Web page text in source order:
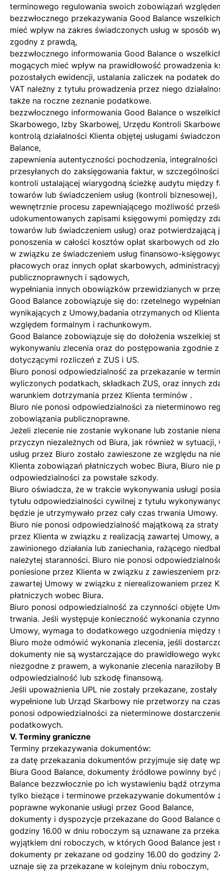
terminowego regulowania swoich zobowiązań
bezzwłocznego przekazywania Good Balance
mieć wpływ na zakres świadczonych usług w sposób
zgodny z prawdą,
bezzwłocznego informowania Good Balance o
mogących mieć wpływ na prawidłowość prowadzenia
pozostałych ewidencji, ustalania zaliczek na podatek
VAT należny z tytułu prowadzenia przez niego
także na roczne zeznanie podatkowe.
bezzwłocznego informowania Good Balance o
Skarbowego, Izby Skarbowej, Urzędu Kontroli
kontrolą działalności Klienta objętej usługami
Balance,
zapewnienia autentyczności pochodzenia,
przesyłanych do zaksięgowania faktur, w
kontroli ustalającej wiarygodną ścieżkę audytu między
towarów lub świadczeniem usług (kontroli
wewnętrznie procesu zapewniającego możliwość
udokumentowanych zapisami księgowymi pomiędzy
towarów lub świadczeniem usług) oraz potwierdzającą
ponoszenia w całości kosztów opłat skarbowych od
w związku ze świadczeniem usług finansowo-
płacowych oraz innych opłat skarbowych,
publicznoprawnych i sądowych,
wypełniania innych obowiązków przewidzianych w
Good Balance zobowiązuje się do: rzetelnego
wynikających z Umowy,badania otrzymanych od
względem formalnym i rachunkowym.
Good Balance zobowiązuje się do dołożenia wszelkiej
wykonywaniu zlecenia oraz do postępowania zgodnie
dotyczącymi rozliczeń z ZUS i US.
Biuro ponosi odpowiedzialność za przekazanie w
wyliczonych podatkach, składkach ZUS, oraz innych
warunkiem dotrzymania przez Klienta terminów .
Biuro nie ponosi odpowiedzialności za nieterminowo
zobowiązania publicznoprawne.
Jeżeli zlecenie nie zostanie wykonane lub zostanie
przyczyn niezależnych od Biura, jak również w
usług przez Biuro zostało zawieszone ze względu na
Klienta zobowiązań płatniczych wobec Biura, Biuro nie
odpowiedzialności za powstałe szkody.
Biuro oświadcza, że w trakcie wykonywania usługi
tytułu odpowiedzialności cywilnej z tytułu
będzie je utrzymywało przez cały czas trwania Umowy.
Biuro nie ponosi odpowiedzialność majątkową za
przez Klienta w związku z realizacją zawartej Umowy,
zawinionego działania lub zaniechania, rażącego
należytej staranności. Biuro nie ponosi
poniesione przez Klienta w związku z zawieszeniem
zawartej Umowy w związku z nierealizowaniem przez
płatniczych wobec Biura.
Biuro ponosi odpowiedzialność za czynności objęte
trwania. Jeśli występuje konieczność wykonania
Umowy, wymaga to dodatkowego uzgodnienia między
Biuro może odmówić wykonania zlecenia, jeśli
dokumenty nie są wystarczające do prawidłowego
niezgodne z prawem, a wykonanie zlecenia naraziłoby
odpowiedzialność lub szkodę finansową.
Jeśli upoważnienia UPL nie zostały przekazane,
wypełnione lub Urząd Skarbowy nie przetworzy na
ponosi odpowiedzialności za nieterminowe
podatkowych.
V. Terminy graniczne
Terminy przekazywania dokumentów:
za datę przekazania dokumentów przyjmuje się datę
Biura Good Balance, dokumenty źródłowe powinny
Balance bezzwłocznie po ich wystawieniu bądź
tylko bieżące i terminowe przekazywanie dokumentów
poprawne wykonanie usługi przez Good Balance,
dokumenty i dyspozycje przekazane do Good Balance
godziny 16.00 w dniu roboczym są uznawane za
wyjątkiem dni roboczych, w których Good Balance jest
dokumenty pr zekazane od godziny 16.00 do godziny
uznaje się za przekazane w kolejnym dniu roboczym,